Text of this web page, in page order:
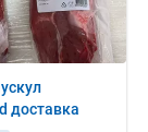
доставка